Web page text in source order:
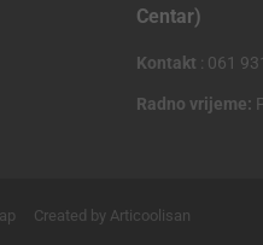
Centar)
Kontakt : 061
Radno vrijeme:
Created by Articoolisan